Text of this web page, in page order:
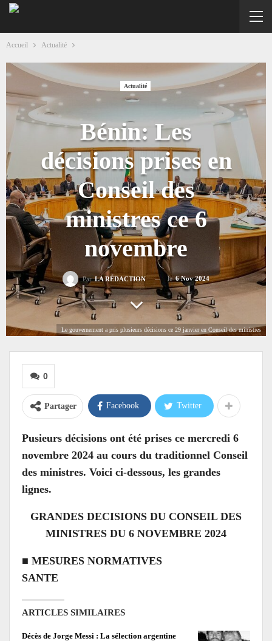
Accueil Actualité
Actualité
Bénin: Les
décisions prises en
Conseil des
ministres ce 6
novembre
ParLA RÉDACTION le6 Nov 2024
Le gouvernement a pris plusieurs décisions ce 29 janvier en Conseil des ministres
0
Partager Facebook Twitter
Pusieurs décisions ont été prises ce mercredi 6
novembre 2024 au cours du traditionnel Conseil
des ministres. Voici ci-dessous, les grandes
lignes.
GRANDES DECISIONS DU CONSEIL DES
MINISTRES DU 6 NOVEMBRE 2024
■ MESURES NORMATIVES
SANTE
ARTICLES SIMILAIRES
Décès de Jorge Messi : La sélection argentine